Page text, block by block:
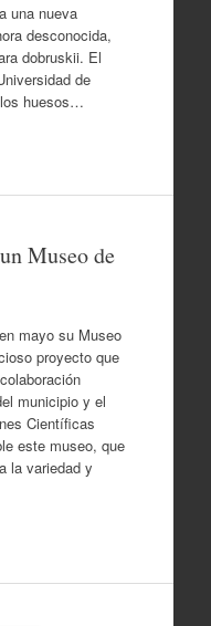
una nueva
desconocida,
dobruskii. El
de
huesos…
Museo de
mayo su Museo
proyecto que
municipio y el
Científicas
este museo, que
la variedad y